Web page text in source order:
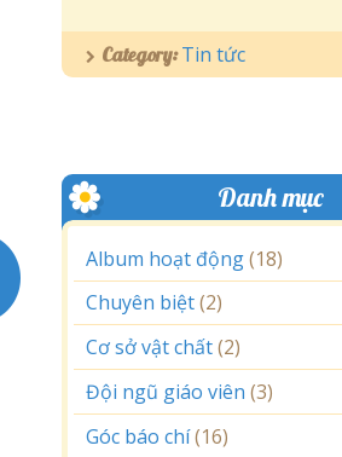
Category:Tin tức
Danh mục
Album hoạt động(18)
Chuyên biệt(2)
Cơ sở vật chất(2)
Đội ngũ giáo viên (3)
Góc báo chí(16)